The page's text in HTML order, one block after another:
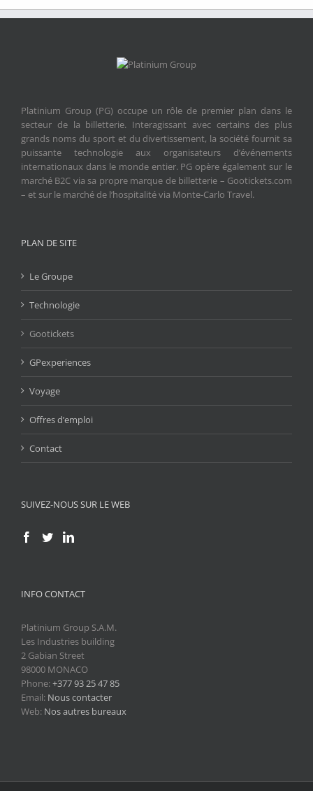
Platinium Group (PG) occupe un rôle de premier plan dans le
secteur de la billetterie. Interagissant avec certains des plus
grands noms du sport et du divertissement, la société fournit sa
puissante technologie aux organisateurs d’événements
internationaux dans le monde entier. PG opère également sur le
marché B2C via sa propre marque de billetterie – Gootickets.com
– et sur le marché de l’hospitalité via Monte-Carlo Travel.
PLAN DE SITE
Le Groupe
Technologie
Gootickets
GPexperiences
Voyage
Offres d’emploi
Contact
SUIVEZ-NOUS SUR LE WEB
INFO CONTACT
Platinium Group S.A.M.
Les Industries building
2 Gabian Street
98000 MONACO
Phone:+377 93 25 47 85
Email: Nous contacter
Web: Nos autres bureaux